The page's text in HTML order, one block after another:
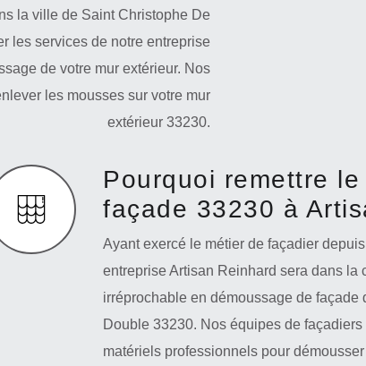
la ville de Saint Christophe De
les services de notre entreprise
de votre mur extérieur. Nos
les mousses sur votre mur
extérieur 33230.
Pourquoi remettre
façade 33230 à
Ayant exercé le métier de façadier
entreprise Artisan Reinhard sera dans la
irréprochable en démoussage de
Double 33230. Nos équipes de
matériels professionnels pour